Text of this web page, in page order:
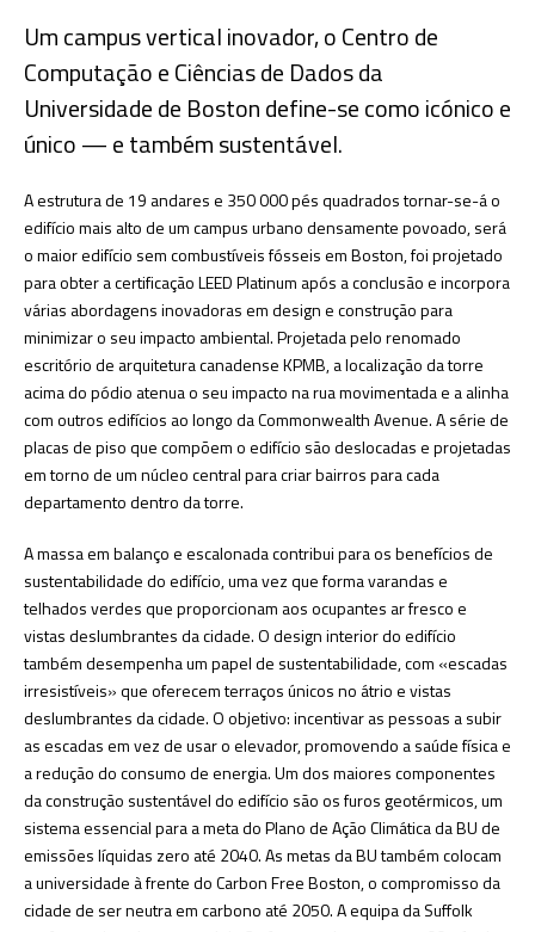
Um campus vertical inovador, o Centro de
Computação e Ciências de Dados da
Universidade de Boston define-se como icónico e
único — e também sustentável.
A estrutura de 19 andares e 350 000 pés quadrados tornar-se-á o
edifício mais alto de um campus urbano densamente povoado, será
o maior edifício sem combustíveis fósseis em Boston, foi projetado
para obter a certificação LEED Platinum após a conclusão e incorpora
várias abordagens inovadoras em design e construção para
minimizar o seu impacto ambiental. Projetada pelo renomado
escritório de arquitetura canadense KPMB, a localização da torre
acima do pódio atenua o seu impacto na rua movimentada e a alinha
com outros edifícios ao longo da Commonwealth Avenue. A série de
placas de piso que compõem o edifício são deslocadas e projetadas
em torno de um núcleo central para criar bairros para cada
departamento dentro da torre.
A massa em balanço e escalonada contribui para os benefícios de
sustentabilidade do edifício, uma vez que forma varandas e
telhados verdes que proporcionam aos ocupantes ar fresco e
vistas deslumbrantes da cidade. O design interior do edifício
também desempenha um papel de sustentabilidade, com «escadas
irresistíveis» que oferecem terraços únicos no átrio e vistas
deslumbrantes da cidade. O objetivo: incentivar as pessoas a subir
as escadas em vez de usar o elevador, promovendo a saúde física e
a redução do consumo de energia. Um dos maiores componentes
da construção sustentável do edifício são os furos geotérmicos, um
sistema essencial para a meta do Plano de Ação Climática da BU de
emissões líquidas zero até 2040. As metas da BU também colocam
a universidade à frente do Carbon Free Boston, o compromisso da
cidade de ser neutra em carbono até 2050. A equipa da Suffolk